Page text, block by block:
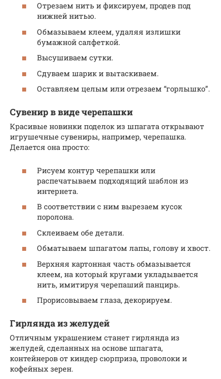
Отрезаем нить и фиксируем, продев под
нижней нитью.
Обмазываем клеем, удаляя излишки
бумажной салфеткой.
Высушиваем сутки.
Сдуваем шарик и вытаскиваем.
Оставляем целым или отрезаем “горлышко”.
Сувенир в виде черепашки
Красивые новинки поделок из шпагата открывают
игрушечные сувениры, например, черепашка.
Делается она просто:
Рисуем контур черепашки или
распечатываем подходящий шаблон из
интернета.
В соответствии с ним вырезаем кусок
поролона.
Склеиваем обе детали.
Обматываем шпагатом лапы, голову и хвост.
Верхняя картонная часть обмазывается
клеем, на который кругами укладывается
нить, имитируя черепаший панцирь.
Прорисовываем глаза, декорируем.
Гирлянда из желудей
Отличным украшением станет гирлянда из
желудей, сделанных на основе шпагата,
контейнеров от киндер сюрприза, проволоки и
кофейных зерен.